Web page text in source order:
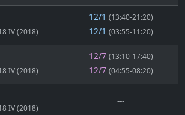
IV (2018)
12/1 (13:40-21:20)
12/1 (03:55-11:20)
IV (2018)
12/7 (13:10-17:40)
12/7 (04:55-08:20)
IV (2018)
---